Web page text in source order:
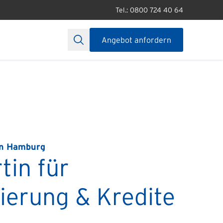
Tel.: 0800 724 40 64
Angebot anfordern
Hamburg
für
& Kredite